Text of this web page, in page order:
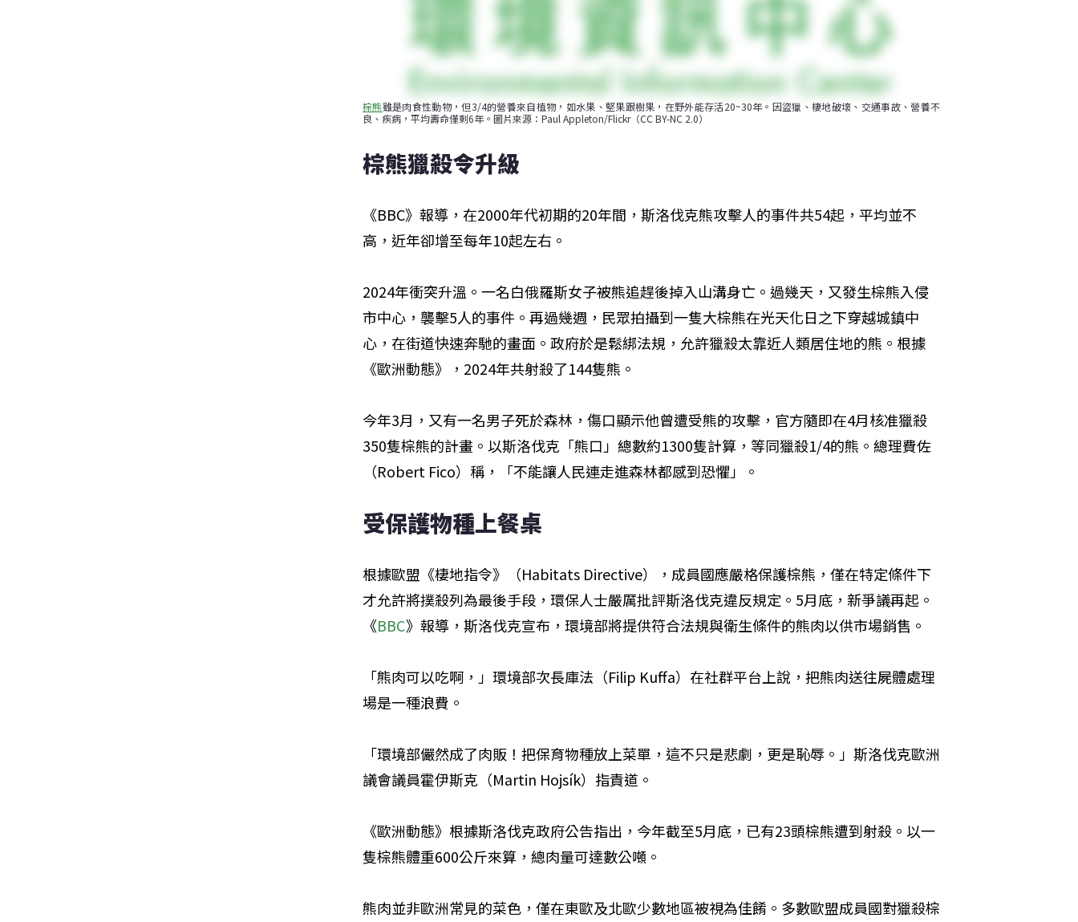
棕熊雖是肉食性動物，但3/4的營養來自植物，如水果、堅果跟樹果，在野外能存活20~30年。因盜獵、棲地破壞、交通事故、營養不
良、疾病，平均壽命僅剩6年。圖片來源：Paul Appleton/Flickr（CC BY-NC 2.0）
棕熊獵殺令升級
《BBC》報導，在2000年代初期的20年間，斯洛伐克熊攻擊人的事件共54起，平均並不
高，近年卻增至每年10起左右。
2024年衝突升溫。一名白俄羅斯女子被熊追趕後掉入山溝身亡。過幾天，又發生棕熊入侵
市中心，襲擊5人的事件。再過幾週，民眾拍攝到一隻大棕熊在光天化日之下穿越城鎮中
心，在街道快速奔馳的畫面。政府於是鬆綁法規，允許獵殺太靠近人類居住地的熊。根據
《歐洲動態》，2024年共射殺了144隻熊。
今年3月，又有一名男子死於森林，傷口顯示他曾遭受熊的攻擊，官方隨即在4月核准獵殺
350隻棕熊的計畫。以斯洛伐克「熊口」總數約1300隻計算，等同獵殺1/4的熊。總理費佐
（Robert Fico）稱，「不能讓人民連走進森林都感到恐懼」。
受保護物種上餐桌
根據歐盟《棲地指令》（Habitats Directive），成員國應嚴格保護棕熊，僅在特定條件下
才允許將撲殺列為最後手段，環保人士嚴厲批評斯洛伐克違反規定。5月底，新爭議再起。
《BBC》報導，斯洛伐克宣布，環境部將提供符合法規與衛生條件的熊肉以供市場銷售。
「熊肉可以吃啊，」環境部次長庫法（Filip Kuffa）在社群平台上說，把熊肉送往屍體處理
場是一種浪費。
「環境部儼然成了肉販！把保育物種放上菜單，這不只是悲劇，更是恥辱。」斯洛伐克歐洲
議會議員霍伊斯克（Martin Hojsík）指責道。
《歐洲動態》根據斯洛伐克政府公告指出，今年截至5月底，已有23頭棕熊遭到射殺。以一
隻棕熊體重600公斤來算，總肉量可達數公噸。
熊肉並非歐洲常見的菜色，僅在東歐及北歐少數地區被視為佳餚。多數歐盟成員國對獵殺棕